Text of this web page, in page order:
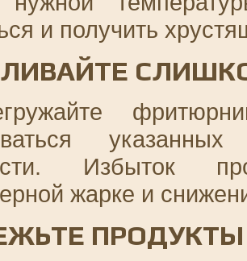
и получить
Избыток
жарке и